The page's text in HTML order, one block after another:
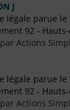
J
légale parue le
92 -
Actions
légale parue le
92 -
Actions